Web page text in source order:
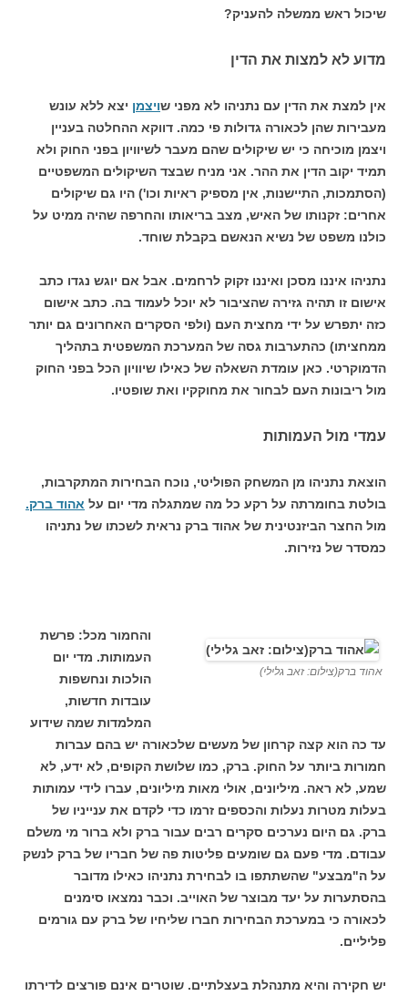
שיכול ראש ממשלה להעניק?
מדוע לא למצות את הדין
אין למצת את הדין עם נתניהו לא מפני שויצמן יצא ללא עונש
מעבירות שהן לכאורה גדולות פי כמה. דווקא ההחלטה בעניין
ויצמן מוכיחה כי יש שיקולים שהם מעבר לשיוויון בפני החוק ולא
תמיד יקוב הדין את ההר. אני מניח שבצד השיקולים המשפטיים
(הסתמכות, התיישנות, אין מספיק ראיות וכו') היו גם שיקולים
אחרים: זקנותו של האיש, מצב בריאותו והחרפה שהיה ממיט על
כולנו משפט של נשיא הנאשם בקבלת שוחד.
נתניהו איננו מסכן ואיננו זקוק לרחמים. אבל אם יוגש נגדו כתב
אישום זו תהיה גזירה שהציבור לא יוכל לעמוד בה. כתב אישום
כזה יתפרש על ידי מחצית העם (ולפי הסקרים האחרונים גם יותר
ממחציתו) כהתערבות גסה של המערכת המשפטית בתהליך
הדמוקרטי. כאן עומדת השאלה של כאילו שיוויון הכל בפני החוק
מול ריבונות העם לבחור את מחוקקיו ואת שופטיו.
עמדי מול העמותות
הוצאת נתניהו מן המשחק הפוליטי, נוכח הבחירות המתקרבות,
בולטת בחומרתה על רקע כל מה שמתגלה מדי יום על אהוד ברק.
מול החצר הביזנטינית של אהוד ברק נראית לשכתו של נתניהו
כמסדר של נזירות.
אהוד ברק(צילום: זאב גלילי)
והחמור מכל: פרשת
העמותות. מדי יום
הולכות ונחשפות
עובדות חדשות,
המלמדות שמה שידוע
עד כה הוא קצה קרחון של מעשים שלכאורה יש בהם עברות
חמורות ביותר על החוק. ברק, כמו שלושת הקופים, לא ידע, לא
שמע, לא ראה. מיליונים, אולי מאות מיליונים, עברו לידי עמותות
בעלות מטרות נעלות והכספים זרמו כדי לקדם את ענייניו של
ברק. גם היום נערכים סקרים רבים עבור ברק ולא ברור מי משלם
עבודם. מדי פעם גם שומעים פליטות פה של חבריו של ברק לנשק
על ה"מבצע" שהשתתפו בו לבחירת נתניהו כאילו מדובר
בהסתערות על יעד מבוצר של האוייב. וכבר נמצאו סימנים
לכאורה כי במערכת הבחירות חברו שליחיו של ברק עם גורמים
פליליים.
יש חקירה והיא מתנהלת בעצלתיים. שוטרים אינם פורצים לדירתו